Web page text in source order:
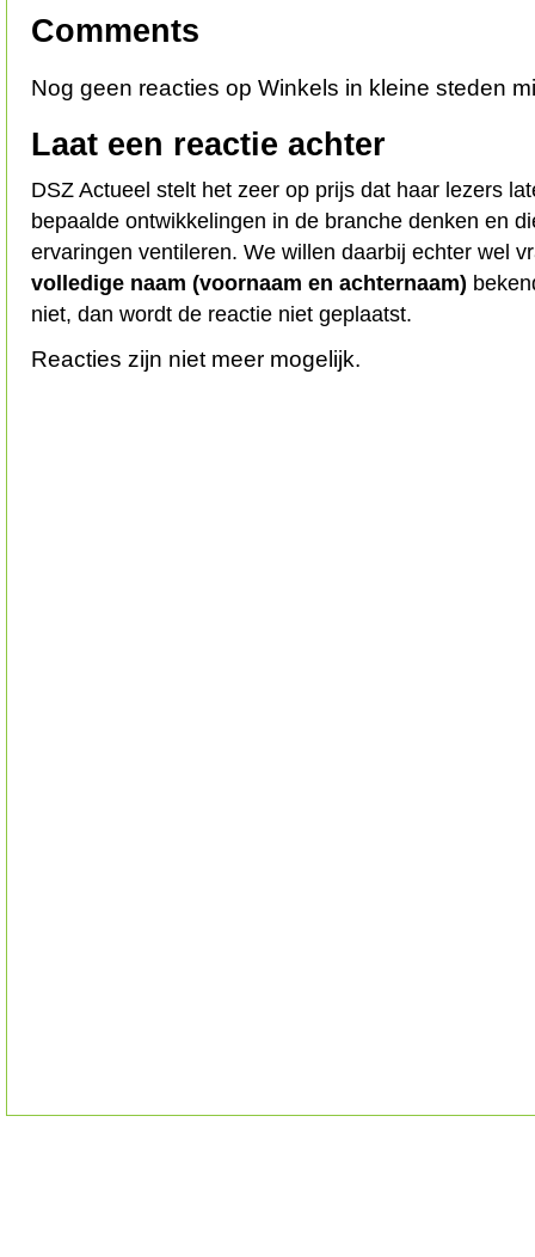
Comments
Nog geen reacties op Winkels in kleine steden
Laat een reactie achter
DSZ Actueel stelt het zeer op prijs dat haar lezers
bepaalde ontwikkelingen in de branche denken en
ervaringen ventileren. We willen daarbij echter wel
volledige naam (voornaam en achternaam)
niet, dan wordt de reactie niet geplaatst.
Reacties zijn niet meer mogelijk.